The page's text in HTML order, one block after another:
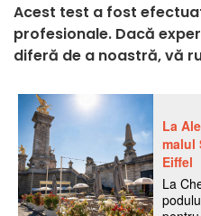
Acest test a fost
profesionale. Dacă
diferă de a noastră, vă